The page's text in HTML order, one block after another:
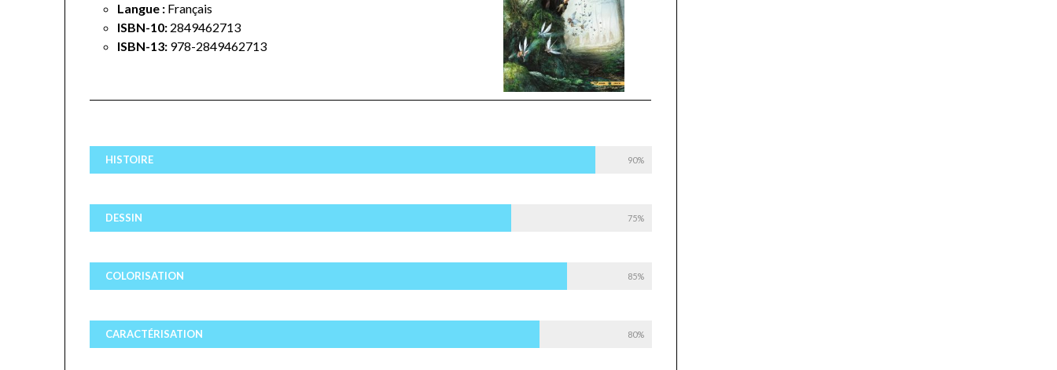
Langue : Français
ISBN-10: 2849462713
ISBN-13: 978-2849462713
HISTOIRE 90%
DESSIN 75%
COLORISATION 85%
CARACTÉRISATION 80%